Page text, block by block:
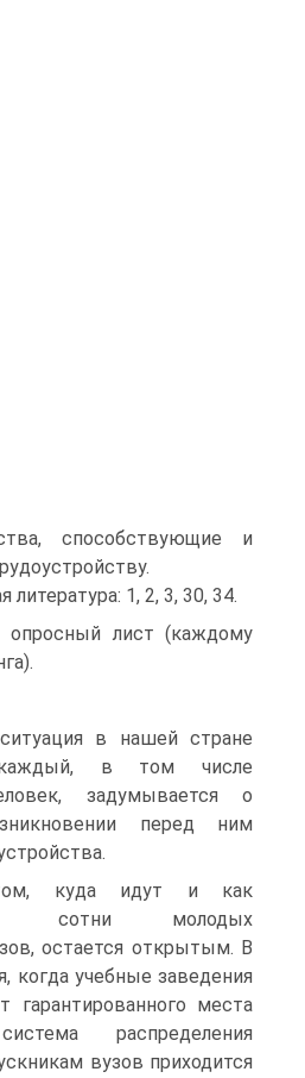
способствующие и
1, 2, 3, 30, 34.
опросный лист (каждому
в нашей стране
в том числе
задумывается о
перед ним
куда идут и как
сотни молодых
остается открытым. В
когда учебные заведения
гарантированного места
распределения
вузов приходится